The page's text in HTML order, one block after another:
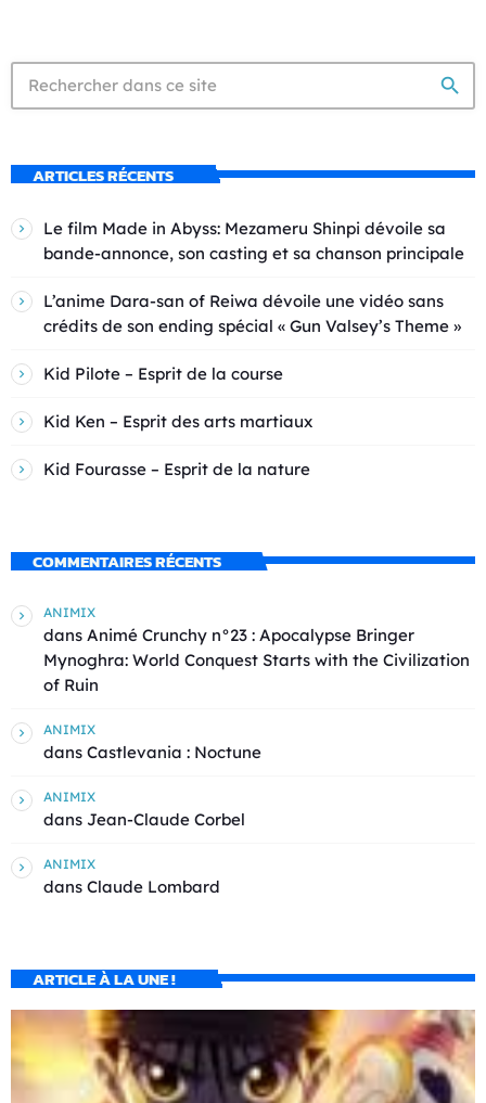
search
ARTICLES RÉCENTS
Le film Made in Abyss: Mezameru Shinpi dévoile sa
bande-annonce, son casting et sa chanson principale
L’anime Dara-san of Reiwa dévoile une vidéo sans
crédits de son ending spécial « Gun Valsey’s Theme »
Kid Pilote – Esprit de la course
Kid Ken – Esprit des arts martiaux
Kid Fourasse – Esprit de la nature
COMMENTAIRES RÉCENTS
ANIMIX
dans Animé Crunchy n°23 : Apocalypse Bringer
Mynoghra: World Conquest Starts with the Civilization
of Ruin
ANIMIX
dans Castlevania : Noctune
ANIMIX
dans Jean-Claude Corbel
ANIMIX
dans Claude Lombard
ARTICLE À LA UNE !